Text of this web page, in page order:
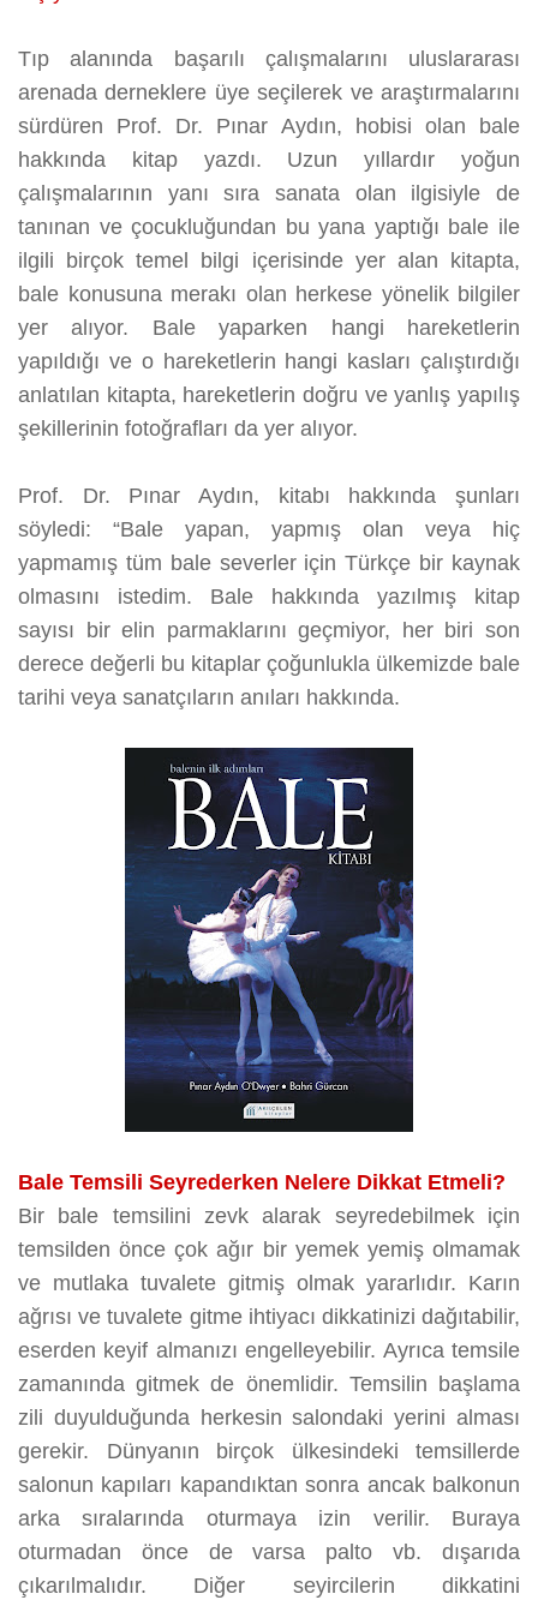
Tıp alanında başarılı çalışmalarını uluslararası
arenada derneklere üye seçilerek ve araştırmalarını
sürdüren Prof. Dr. Pınar Aydın, hobisi olan bale
hakkında kitap yazdı. Uzun yıllardır yoğun
çalışmalarının yanı sıra sanata olan ilgisiyle de
tanınan ve çocukluğundan bu yana yaptığı bale ile
ilgili birçok temel bilgi içerisinde yer alan kitapta,
bale konusuna merakı olan herkese yönelik bilgiler
yer alıyor. Bale yaparken hangi hareketlerin
yapıldığı ve o hareketlerin hangi kasları çalıştırdığı
anlatılan kitapta, hareketlerin doğru ve yanlış yapılış
şekillerinin fotoğrafları da yer alıyor.
Prof. Dr. Pınar Aydın, kitabı hakkında şunları
söyledi: “Bale yapan, yapmış olan veya hiç
yapmamış tüm bale severler için Türkçe bir kaynak
olmasını istedim. Bale hakkında yazılmış kitap
sayısı bir elin parmaklarını geçmiyor, her biri son
derece değerli bu kitaplar çoğunlukla ülkemizde bale
tarihi veya sanatçıların anıları hakkında.
Bale Temsili Seyrederken Nelere Dikkat Etmeli?
Bir bale temsilini zevk alarak seyredebilmek için
temsilden önce çok ağır bir yemek yemiş olmamak
ve mutlaka tuvalete gitmiş olmak yararlıdır. Karın
ağrısı ve tuvalete gitme ihtiyacı dikkatinizi dağıtabilir,
eserden keyif almanızı engelleyebilir. Ayrıca temsile
zamanında gitmek de önemlidir. Temsilin başlama
zili duyulduğunda herkesin salondaki yerini alması
gerekir. Dünyanın birçok ülkesindeki temsillerde
salonun kapıları kapandıktan sonra ancak balkonun
arka sıralarında oturmaya izin verilir. Buraya
oturmadan önce de varsa palto vb. dışarıda
çıkarılmalıdır. Diğer seyircilerin dikkatini